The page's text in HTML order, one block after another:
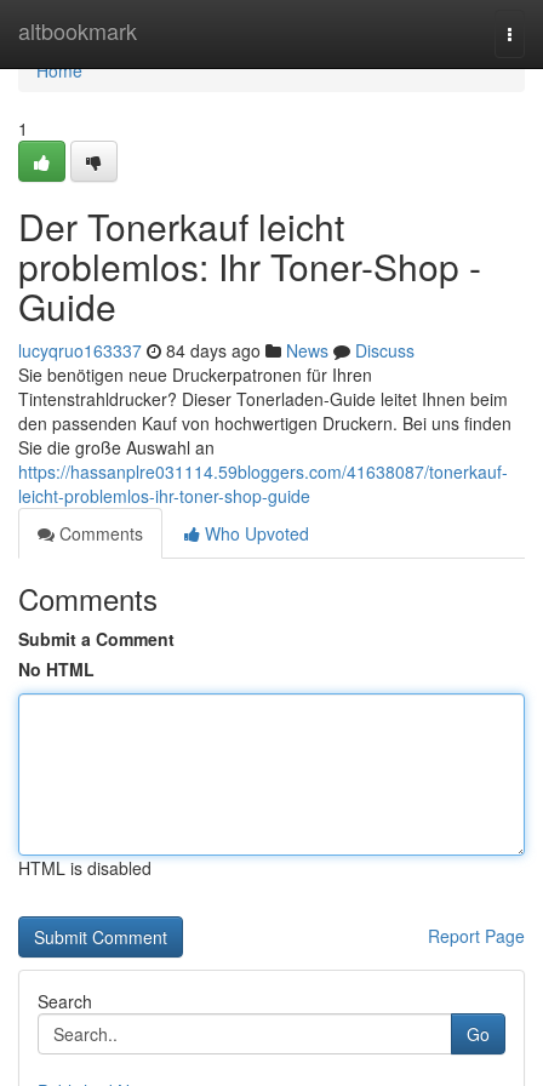
altbookmark
Home
Home
1
Der Tonerkauf leicht
problemlos: Ihr Toner-Shop -
Guide
lucyqruo163337 84 days ago News
Discuss
Sie benötigen neue Druckerpatronen für Ihren
Tintenstrahldrucker? Dieser Tonerladen-Guide leitet Ihnen beim
den passenden Kauf von hochwertigen Druckern. Bei uns finden
Sie die große Auswahl an
https://hassanplre031114.59bloggers.com/41638087/tonerkauf-
leicht-problemlos-ihr-toner-shop-guide
Comments
Who Upvoted
Comments
Submit a Comment
No HTML
HTML is disabled
Report Page
Search
Go